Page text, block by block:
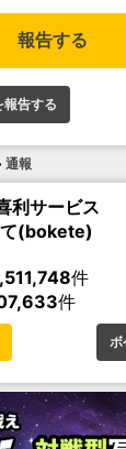
報告する
報告する
通報
利サービス
て(bokete)
件
件
ボ